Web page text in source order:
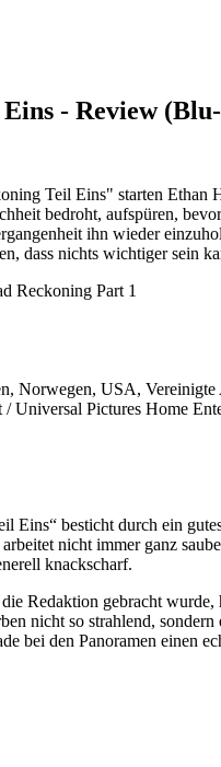
- Review
Teil Eins" starten Ethan
bedroht, aufspüren,
ihn wieder
dass nichts wichtiger sein
Reckoning Part 1
Norwegen, USA, Vereinigte
Universal Pictures Home
besticht durch ein
nicht immer ganz
knackscharf.
Redaktion gebracht
nicht so strahlend,
den Panoramen einen